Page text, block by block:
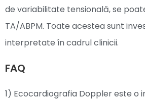
de variabilitate tensională, se
TA/ABPM. Toate acestea sunt
interpretate în cadrul clinicii.
FAQ
1) Ecocardiografia Doppler este o